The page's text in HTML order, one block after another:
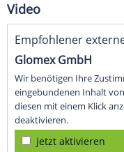
Video
Empfohlener
Glomex GmbH
Wir benötigen Ihre
eingebundenen Inhalt
diesen mit einem Klick
deaktivieren.
jetzt aktivieren